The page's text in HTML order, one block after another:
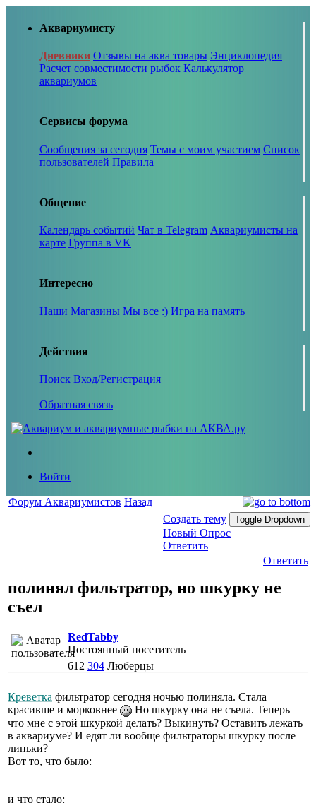
Аквариумисту
Дневники Отзывы на аква товары Энциклопедия
Расчет совместимости рыбок Калькулятор
аквариумов
Сервисы форума
Сообщения за сегодня Темы с моим участием Список
пользователей Правила
Общение
Календарь событий Чат в Telegram Аквариумисты на
карте Группа в VK
Интересно
Наши Магазины Мы все :) Игра на память
Действия
Поиск Вход/Регистрация
Обратная связь
Войти
Форум Аквариумистов Назад
Создать тему
Toggle Dropdown
Новый Опрос
Ответить
Ответить
полинял фильтратор, но шкурку не
съел
RedTabby
Постоянный посетитель
612 304 Люберцы
Креветка фильтратор сегодня ночью полиняла. Стала
красивше и морковнее
Но шкурку она не съела. Теперь
что мне с этой шкуркой делать? Выкинуть? Оставить лежать
в аквариуме? И едят ли вообще фильтраторы шкурку после
линьки?
Вот то, что было:
и что стало: